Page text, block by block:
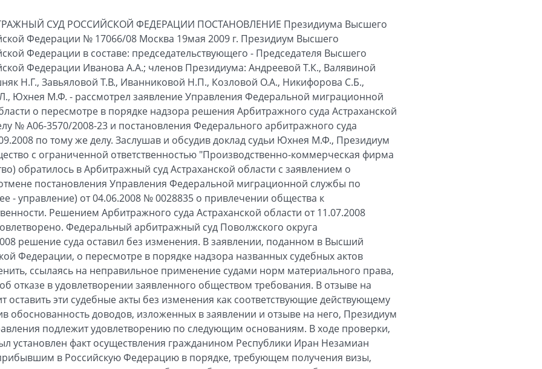
СУД РОССИЙСКОЙ ФЕДЕРАЦИИ ПОСТАНОВЛЕНИЕ Президиума Высшего
Федерации № 17066/08 Москва 19мая 2009 г. Президиум Высшего
Федерации в составе: председательствующего - Председателя Высшего
Федерации Иванова А.А.; членов Президиума: Андреевой Т.К., Валявиной
Н.Г., Завьяловой Т.В., Иванниковой Н.П., Козловой О.А., Никифорова С.Б.,
Юхнея М.Ф. - рассмотрел заявление Управления Федеральной миграционной
о пересмотре в порядке надзора решения Арбитражного суда Астраханской
№ А06-3570/2008-23 и постановления Федерального арбитражного суда
по тому же делу. Заслушав и обсудив доклад судьи Юхнея М.Ф., Президиум
с ограниченной ответственностью "Производственно-коммерческая фирма
обратилось в Арбитражный суд Астраханской области с заявлением о
постановления Управления Федеральной миграционной службы по
- управление) от 04.06.2008 № 0028835 о привлечении общества к
Решением Арбитражного суда Астраханской области от 11.07.2008
Федеральный арбитражный суд Поволжского округа
решение суда оставил без изменения. В заявлении, поданном в Высший
Федерации, о пересмотре в порядке надзора названных судебных актов
ссылаясь на неправильное применение судами норм материального права,
отказе в удовлетворении заявленного обществом требования. В отзыве на
оставить эти судебные акты без изменения как соответствующие действующему
обоснованность доводов, изложенных в заявлении и отзыве на него, Президиум
подлежит удовлетворению по следующим основаниям. В ходе проверки,
установлен факт осуществления гражданином Республики Иран Незамиан
в Российскую Федерацию в порядке, требующем получения визы,